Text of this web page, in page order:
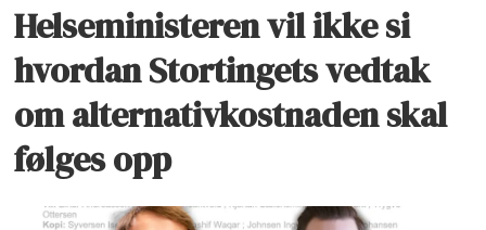
Helseministeren vil ikke si
hvordan Stortingets vedtak
om alternativkostnaden skal
følges opp